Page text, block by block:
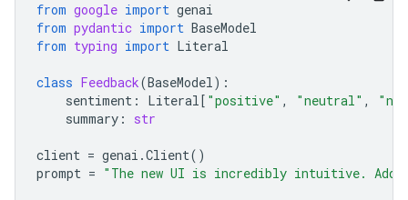
from google import genai
from pydantic import BaseModel
from typing import Literal
class Feedback(BaseModel):
sentiment : Literal[ "positive" , "neutral" ,
summary : str
client = genai .Client()
prompt = "The new UI is incredibly intuitive. Add